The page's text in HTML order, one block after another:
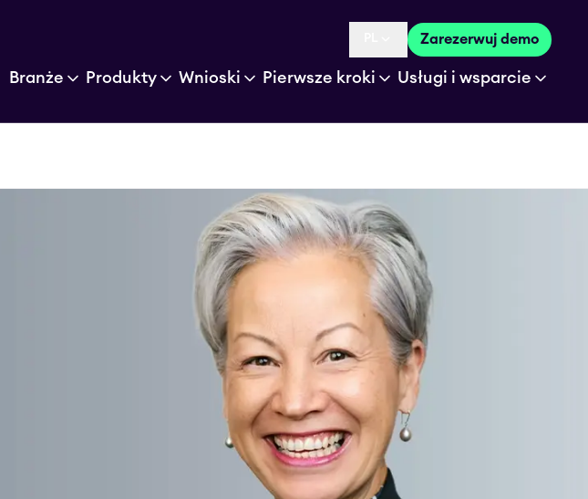
Language selected is
Zarezerwuj demo
Branże Produkty Wnioski Pierwsze kroki Usługi i wsparcie